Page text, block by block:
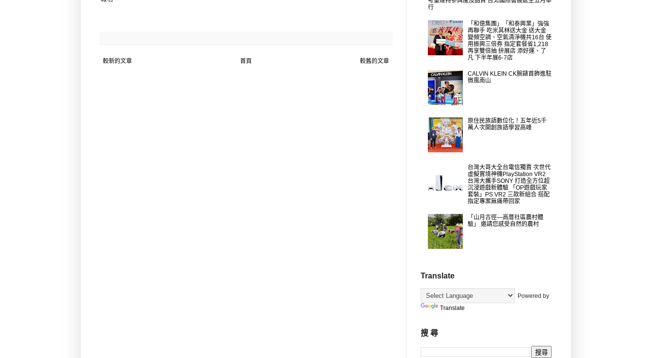
較新的文章 較舊的文章
首頁
行
「和億集團」「和泰興業」強強
再聯手 吃米其林送大金 送大金
變頻空調、空氣清淨機共16台 使
用振興三倍券 指定套餐省1,218
再享雙倍抽 拚展店 添好運、了
凡 下半年展6-7店
CALVIN KLEIN CK腕錶首飾進駐
微風南山
原住民族語數位化！五年近5千
萬人次開創族語學習高峰
台灣大哥大全台電信獨賣 次世代
虛擬實境神機PlayStation VR2
台灣大攜手SONY 打造全方位超
沉浸遊戲新體驗 「OP遊戲玩家
套裝」PS VR2 三款新組合 搭配
指定專案無痛帶回家
「山月古徑—高厝社區農村體
驗」 邀請您感受自然的農村
Translate
Powered by
Translate
搜 尋